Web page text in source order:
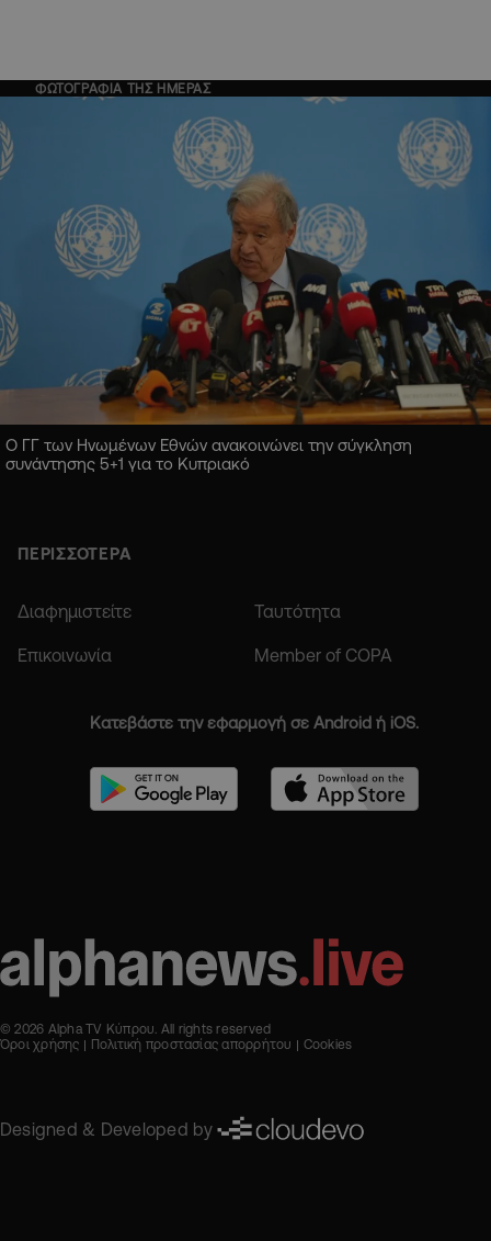
ΦΩΤΟΓΡΑΦΙΑ ΤΗΣ ΗΜΕΡΑΣ
Ο ΓΓ των Ηνωμένων Εθνών ανακοινώνει την σύγκληση
συνάντησης 5+1 για το Κυπριακό
ΠΕΡΙΣΣΟΤΕΡΑ
Διαφημιστείτε Ταυτότητα
Επικοινωνία Member of COPA
Κατεβάστε την εφαρμογή σε Android ή iOS.
© 2026 Alpha TV Κύπρου. All rights reserved
Όροι χρήσης
Πολιτική προστασίας απορρήτου Cookies
Designed & Developed by